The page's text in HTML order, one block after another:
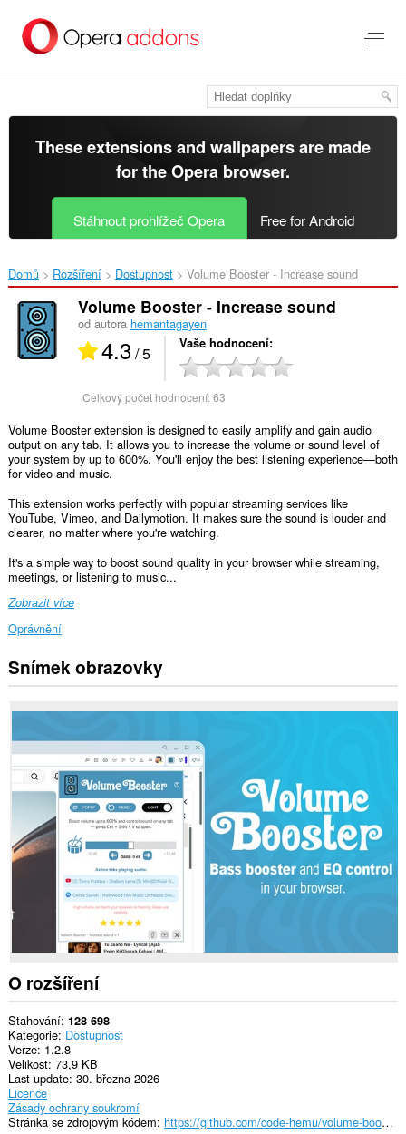
přímo
These extensions and wallpapers are made
for theOpera browser.
Stáhnout prohlížeč Opera Free for Android
Domů Rozšíření Dostupnost Volume Booster - Increase sound‎
Volume Booster - Increase sound
od autora hemantagayen
4.3 / 5 Vaše hodnocení
Celkový počet hodnocení:63
Volume Booster extension is designed to easily amplify and gain audio
output on any tab. It allows you to increase the volume or sound level of
your system by up to 600%. You'll enjoy the best listening experience—both
for video and music.
This extension works perfectly with popular streaming services like
YouTube, Vimeo, and Dailymotion. It makes sure the sound is louder and
clearer, no matter where you're watching.
It's a simple way to boost sound quality in your browser while streaming,
meetings, or listening to music...
Zobrazit více
Oprávnění
Toto
rozšíření
přistupovat
vašim
datům
na
všech
rozšíření
může
listům
při
prohlížení.
Snímek obrazovky
O rozšíření
Stahování 128 698
Kategorie Dostupnost
Verze 1.2.8
Velikost 73,9 KB
Last update 30. března 2026
Licence
Zásady ochrany soukromí
Stránka se zdrojovým kódem
https://github.com/code-hemu/volume-booster